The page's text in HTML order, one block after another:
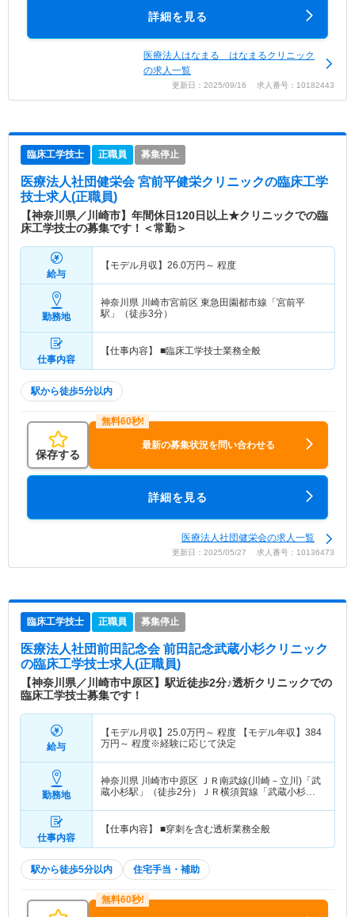
詳細を見る
医療法人はなまる はなまるクリニック
の求人一覧
更新日：2025/09/16 求人番号：10182443
臨床工学技士 正職員 募集停止
医療法人社団健栄会 宮前平健栄クリニックの臨床工学
技士求人(正職員)
【神奈川県／川崎市】年間休日120日以上★クリニックでの臨
床工学技士の募集です！＜常勤＞
給与
【モデル月収】 26.0万円～ 程度
勤務地
神奈川県 川崎市宮前区 東急田園都市線「宮前平
駅」（徒歩3分）
仕事内容
【仕事内容】 ■臨床工学技士業務全般
駅から徒歩5分以内
保存する
最新の募集状況を問い合わせる
詳細を見る
医療法人社団健栄会の求人一覧
更新日：2025/05/27 求人番号：10136473
臨床工学技士 正職員 募集停止
医療法人社団前田記念会 前田記念武蔵小杉クリニック
の臨床工学技士求人(正職員)
【神奈川県／川崎市中原区】駅近徒歩2分♪透析クリニックでの
臨床工学技士募集です！
給与
【モデル月収】 25.0万円～ 程度 【モデル年収】 384
万円～ 程度※経験に応じて決定
勤務地
神奈川県 川崎市中原区 ＪＲ南武線(川崎－立川)「武
蔵小杉駅」（徒歩2分）ＪＲ横須賀線「武蔵小杉
仕事内容
【仕事内容】 ■穿刺を含む透析業務全般
駅から徒歩5分以内 住宅手当・補助